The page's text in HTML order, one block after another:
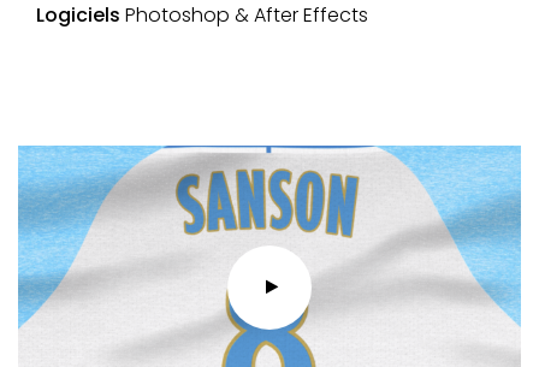
Logiciels Photoshop & After Effects